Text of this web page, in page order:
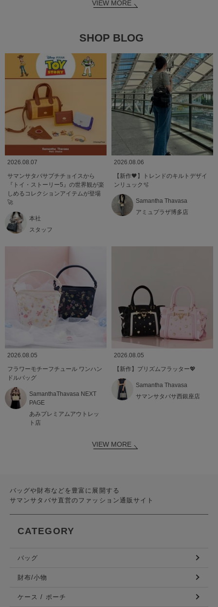
VIEW MORE
SHOP BLOG
2026.08.07
サマンサタバサプチチョイスから
『トイ・ストーリー5』の世界観が楽
しめるコレクションアイテムが登場
🚀
本社
スタッフ
2026.08.06
【新作🖤】トレンドのキルトデザイ
ンリュック🫧
Samantha Thavasa
アミュプラザ博多店
2026.08.05
フラワーモチーフチュール ワンハン
ドルバッグ
SamanthaThavasa NEXT
PAGE
あみプレミアムアウトレッ
ト店
2026.08.05
【新作】プリズムフラッター💖
Samantha Thavasa
サマンサタバサ西銀座店
VIEW MORE
バッグや財布などを豊富に展開する
サマンサタバサ直営のファッション通販サイト
CATEGORY
バッグ
財布/小物
ケース / ポーチ